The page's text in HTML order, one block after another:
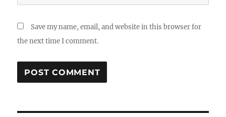
Save my name, email, and website in this browser for
the next time I comment.